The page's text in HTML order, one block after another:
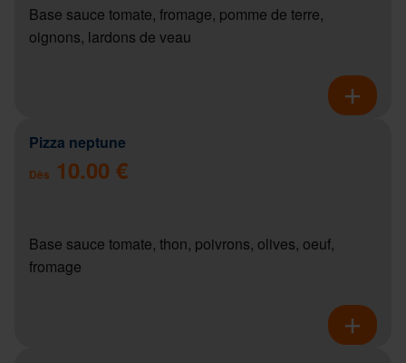
Base sauce tomate, fromage, pomme de terre,
oignons, lardons de veau
Pizza neptune
Dès 10.00 €
Base sauce tomate, thon, poivrons, olives, oeuf,
fromage